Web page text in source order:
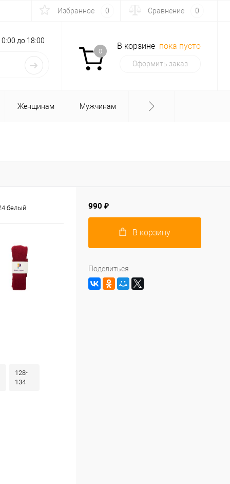
Избранное 0 Сравнение 0
до 18:00
0
В корзине пока пусто
Оформить заказ
Женщинам Мужчинам
белый
128-
134
990 ₽
В корзину
Поделиться